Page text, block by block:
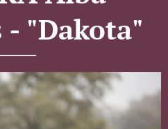
"Dakota"